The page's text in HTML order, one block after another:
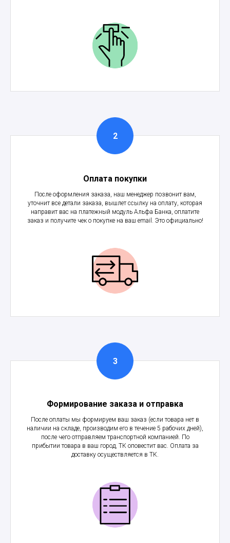
Оплата покупки
После оформления заказа, наш менеджер позвонит вам,
уточнит все детали заказа, вышлет ссылку на оплату, которая
направит вас на платежный модуль Альфа Банка, оплатите
заказ и получите чек о покупке на ваш email. Это официально!
Формирование заказа и отправка
После оплаты мы формируем ваш заказ (если товара нет в
наличии на складе, производим его в течение 5 рабочих дней),
после чего отправляем транспортной компанией. По
прибытии товара в ваш город, ТК оповестит вас. Оплата за
доставку осуществляется в ТК.